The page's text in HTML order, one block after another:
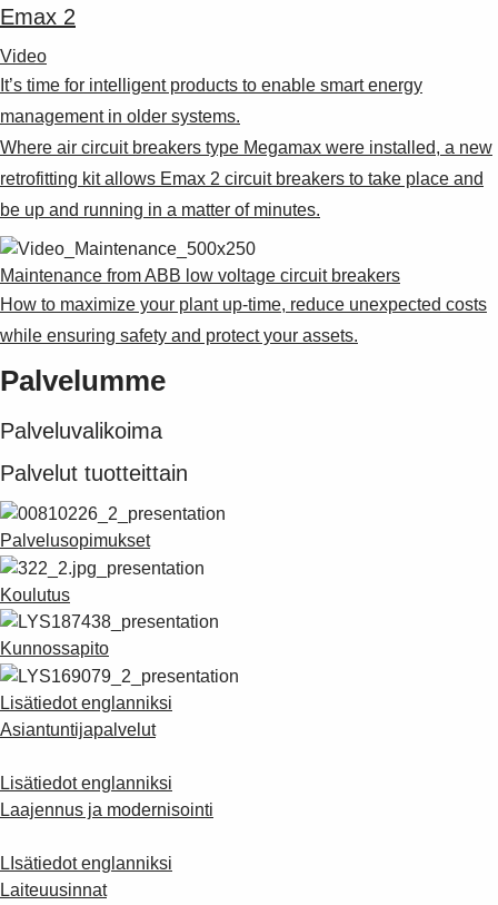
Emax 2
Video
It’s time for intelligent products to enable smart energy
management in older systems.
Where air circuit breakers type Megamax were installed, a new
retrofitting kit allows Emax 2 circuit breakers to take place and
be up and running in a matter of minutes.
Maintenance from ABB low voltage circuit breakers
How to maximize your plant up-time, reduce unexpected costs
while ensuring safety and protect your assets.
Palvelumme
Palveluvalikoima
Palvelut tuotteittain
Palvelusopimukset
Koulutus
Kunnossapito
Lisätiedot englanniksi
Asiantuntijapalvelut
Lisätiedot englanniksi
Laajennus ja modernisointi
LIsätiedot englanniksi
Laiteuusinnat